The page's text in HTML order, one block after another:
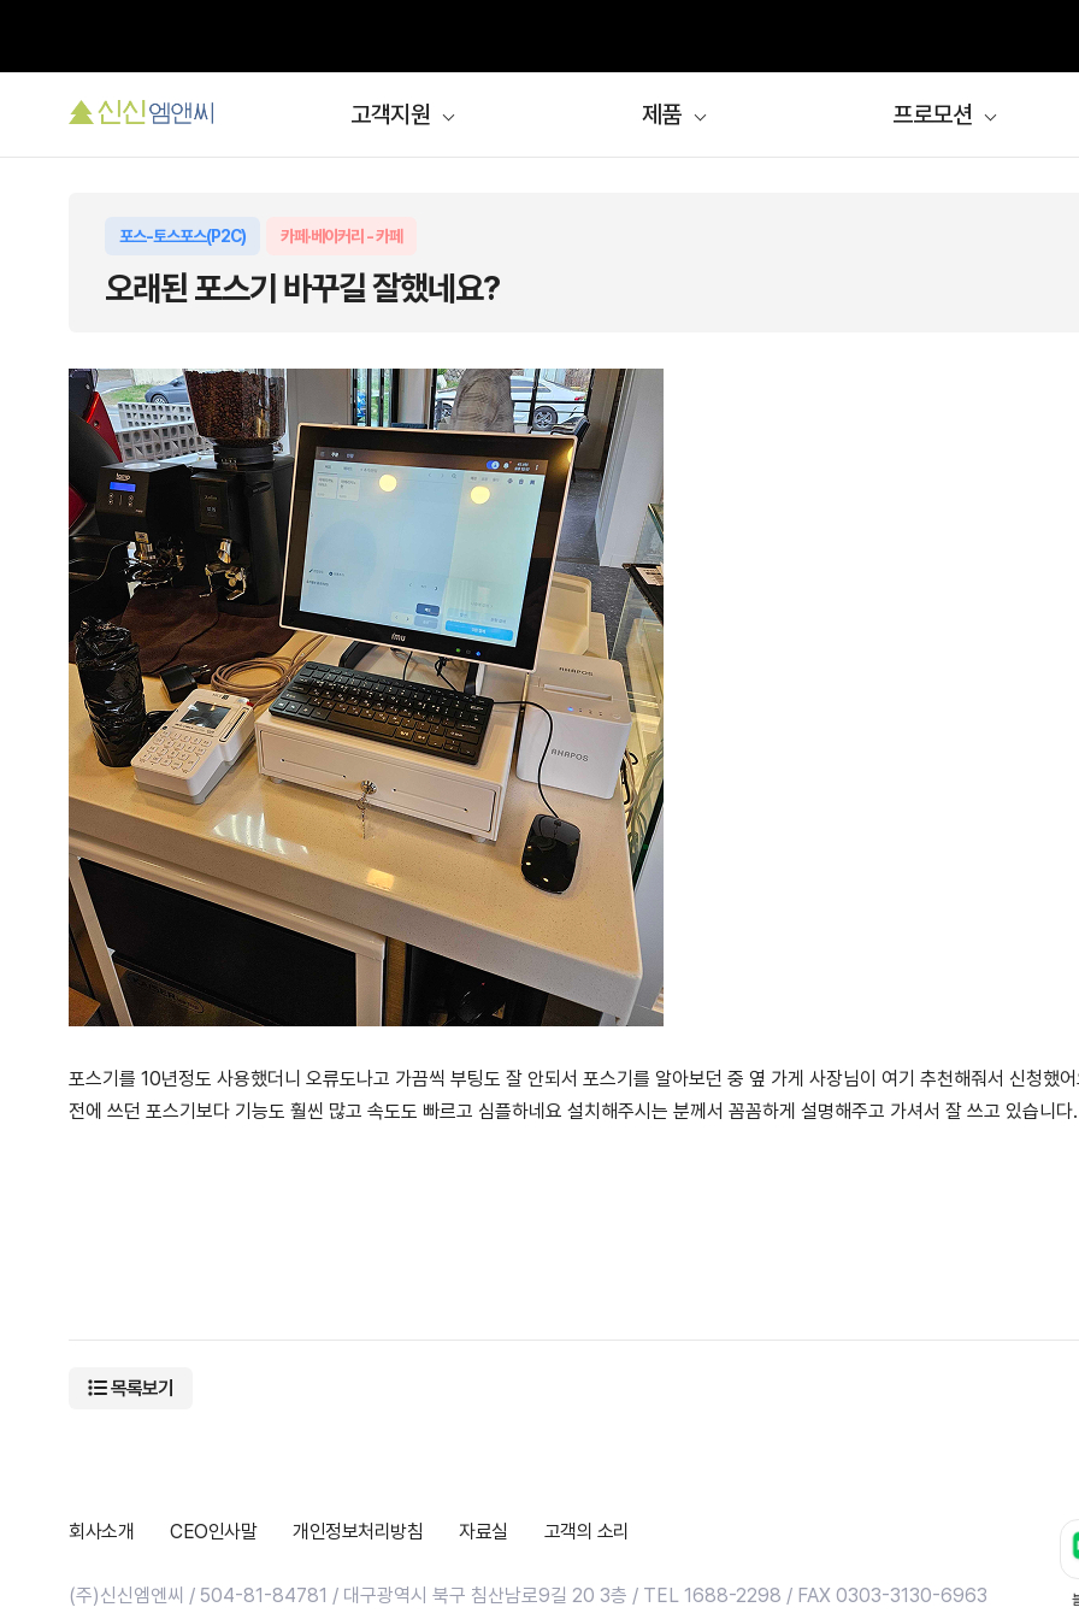
고객지원
제품 프로모션
포스-토스포스(P2C) 카페·베이커리 - 카페
오래된 포스기 바꾸길 잘했네요?
포스기를 10년정도 사용했더니 오류도나고 가끔씩 부팅도 잘 안되서 포스기를 알아보던 중 옆 가게 사장님이 여기 추천해줘서 신청했
전에 쓰던 포스기보다 기능도 훨씬 많고 속도도 빠르고 심플하네요 설치해주시는 분께서 꼼꼼하게 설명해주고 가셔서 잘 쓰고 있습니
목록보기
회사소개 CEO인사말 개인정보처리방침 자료실 고객의 소리
(주)신신엠엔씨 / 504-81-84781 / 대구광역시 북구 침산남로9길 20 3층 / TEL 1688-2298 / FAX 0303-3130-6963